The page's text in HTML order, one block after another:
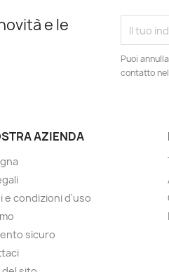
e le
Puoi
contatto
AZIENDA
e condizioni d'uso
sicuro